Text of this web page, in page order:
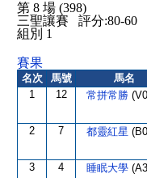
第 8 場 (398)
三聖讓賽 評分:80-
組別 1
賽果
名次 馬號 馬名
1
12 常拼常勝
2 7 都靈紅星
3 4 睡眠大學